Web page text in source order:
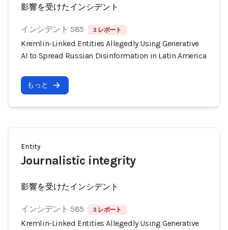
影響を受けたインシデント
インシデント 585 3 レポート
Kremlin-Linked Entities Allegedly Using Generative
AI to Spread Russian Disinformation in Latin America
もっと
Entity
Journalistic integrity
影響を受けたインシデント
インシデント 585 3 レポート
Kremlin-Linked Entities Allegedly Using Generative